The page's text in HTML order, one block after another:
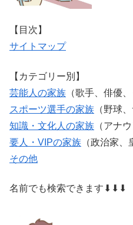
【目次】
サイトマップ
【カテゴリー別】
芸能人の家族 （歌手、俳優
スポーツ選手の家族 （野球
知識・文化人の家族 （アナ
要人・VIPの家族 （政治家、
その他
名前でも検索できます⬇⬇⬇